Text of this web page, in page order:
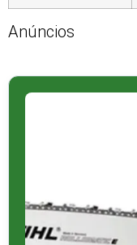
Anúncios